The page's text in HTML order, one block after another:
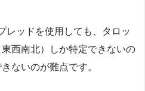
レッドを使用しても、タロッ
西南北）しか特定できないの
ないのが難点です。